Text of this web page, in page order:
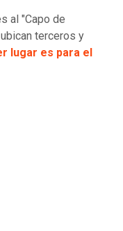
al "Capo de
terceros y
lugar es para el